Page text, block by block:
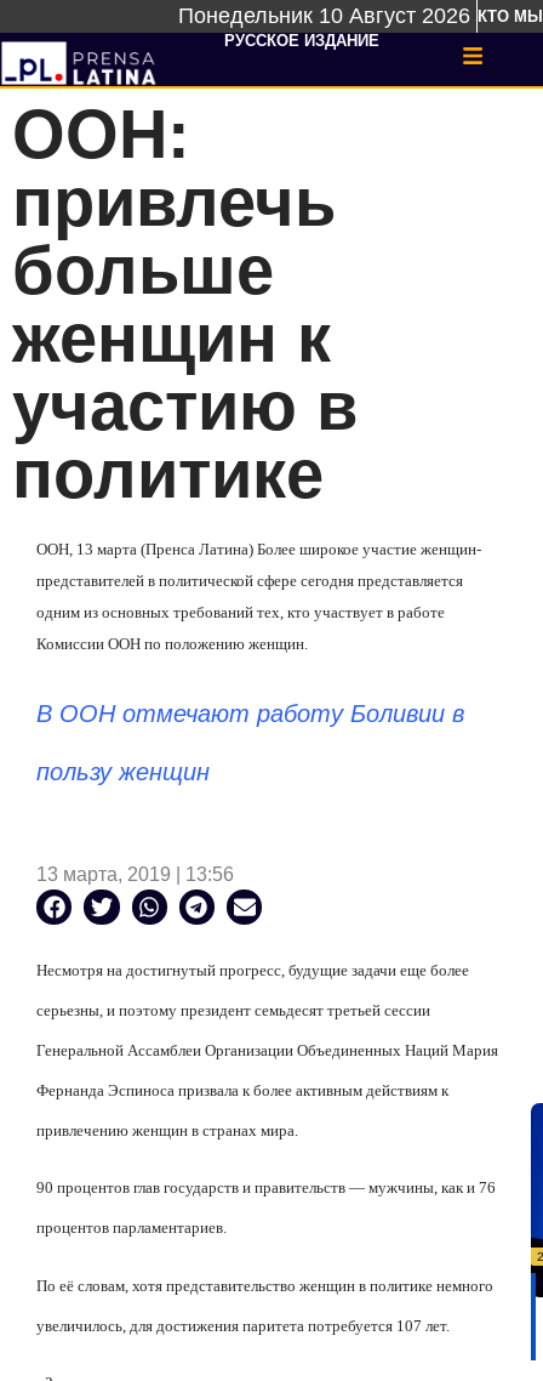
Понедельник 10 Август 2026 КТО МЫ
РУССКОЕ ИЗДАНИЕ
ООН:
привлечь
больше
женщин к
участию в
политике
ООН, 13 марта (Пренса Латина) Более широкое участие женщин-
представителей в политической сфере сегодня представляется
одним из основных требований тех, кто участвует в работе
Комиссии ООН по положению женщин.
В ООН отмечают работу Боливии в
пользу женщин
13 марта, 2019 | 13:56
Несмотря на достигнутый прогресс, будущие задачи еще более
серьезны, и поэтому президент семьдесят третьей сессии
Генеральной Ассамблеи Организации Объединенных Наций Мария
Фернанда Эспиноса призвала к более активным действиям к
привлечению женщин в странах мира.
90 процентов глав государств и правительств — мужчины, как и 76
процентов парламентариев.
По её словам, хотя представительство женщин в политике немного
увеличилось, для достижения паритета потребуется 107 лет.